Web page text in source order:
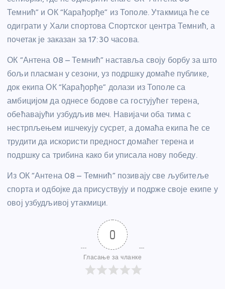
Темнић” и ОК “Карађорђе” из Тополе. Утакмица ће се
одиграти у Хали спортова Спортског центра Темнић, а
почетак је заказан за 17:30 часова.
ОК “Антена 08 – Темнић” наставља своју борбу за што
бољи пласман у сезони, уз подршку домаће публике,
док екипа ОК “Карађорђе” долази из Тополе са
амбицијом да однесе бодове са гостујућег терена,
обећавајући узбудљив меч. Навијачи оба тима с
нестрпљењем ишчекују сусрет, а домаћа екипа ће се
трудити да искористи предност домаћег терена и
подршку са трибина како би уписала нову победу.
Из ОК “Антена 08 – Темнић” позивају све љубитеље
спорта и одбојке да присуствују и подрже своје екипе у
овој узбудљивој утакмици.
0
Гласање за чланке